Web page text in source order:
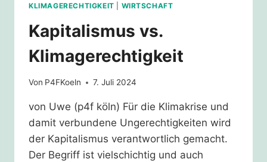
KLIMAGERECHTIGKEIT WIRTSCHAFT
Kapitalismus vs.
Klimagerechtigkeit
Von P4FKoeln 7. Juli 2024
von Uwe (p4f köln) Für die Klimakrise und
damit verbundene Ungerechtigkeiten wird
der Kapitalismus verantwortlich gemacht.
Der Begriff ist vielschichtig und auch